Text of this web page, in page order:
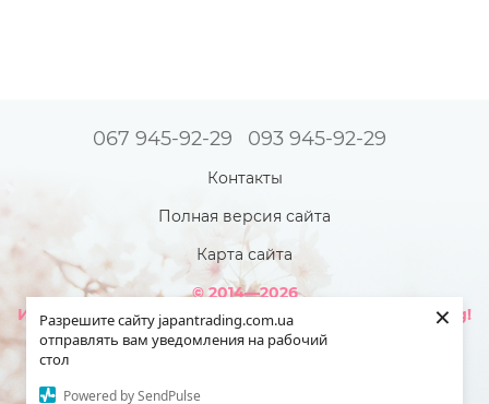
Разрешите сайту japantrading.com.ua
отправлять вам уведомления на рабочий
стол
Powered by SendPulse
×
067 945-92-29 093 945-92-29
Контакты
Полная версия сайта
Карта сайта
© 2014—2026
Интернет-магазин товаров из Японии - Japan Trading!
Наша красота ярче - когда мы полностью здоровы!